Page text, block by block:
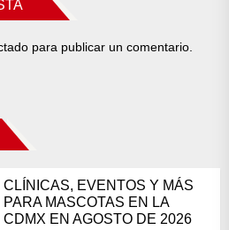
para publicar un comentario.
CLÍNICAS, EVENTOS Y MÁS
PARA MASCOTAS EN LA
CDMX EN AGOSTO DE 2026